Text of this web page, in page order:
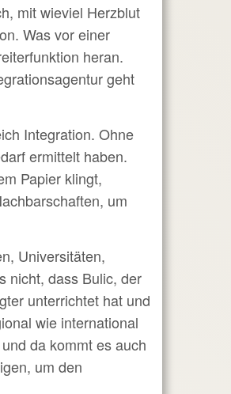
mit wieviel Herzblut
Was vor einer
heran.
geht
Integration. Ohne
ermittelt haben.
Papier klingt,
um
Universitäten,
nicht, dass Bulic, der
unterrichtet hat und
wie international
da kommt es auch
um den